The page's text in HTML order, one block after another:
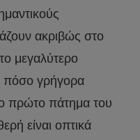
ακριβώς στο
μεγαλύτερο
πόσο γρήγορα
πρώτο πάτημα του
είναι οπτικά